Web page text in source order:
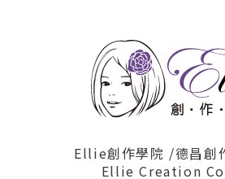
Ellie創作學院 /德昌創
Ellie Creation